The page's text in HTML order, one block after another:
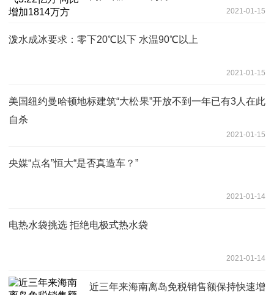
2021-01-15
泼水成冰要求：零下20℃以下 水温90℃以上
2021-01-15
美国纽约曼哈顿地标建筑“大松果”开放不到一年已有3人在此
自杀
2021-01-15
央媒“点名”恒大“是否真造车？”
2021-01-14
电热水袋挑选 拒绝电极式热水袋
2021-01-14
近三年来海南离岛免税销售额保持快速增